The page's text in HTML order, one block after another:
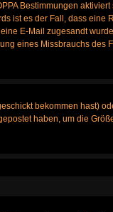
Bestimmungen
ist es der Fall, dass eine
E-Mail zugesandt
eines Missbrauchs des
bekommen hast)
haben, um die